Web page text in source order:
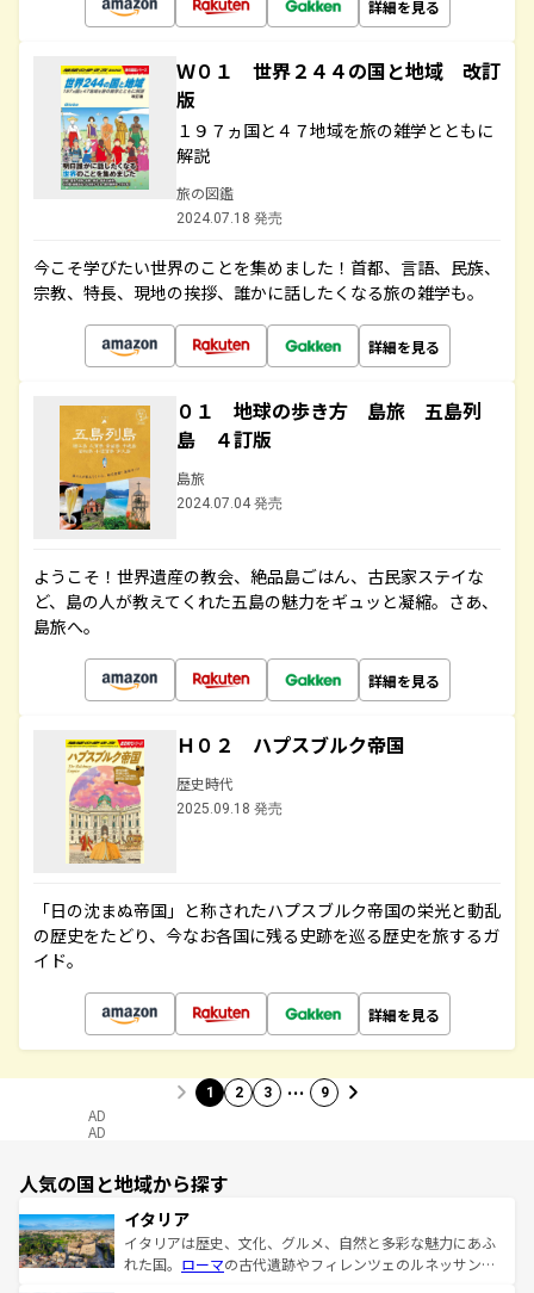
詳細を見る
Ｗ０１ 世界２４４の国と地域 改訂
版
１９７ヵ国と４７地域を旅の雑学とともに
解説
旅の図鑑
2024.07.18 発売
今こそ学びたい世界のことを集めました！首都、言語、民族、
宗教、特長、現地の挨拶、誰かに話したくなる旅の雑学も。
詳細を見る
０１ 地球の歩き方 島旅 五島列
島 ４訂版
島旅
2024.07.04 発売
ようこそ！世界遺産の教会、絶品島ごはん、古民家ステイな
ど、島の人が教えてくれた五島の魅力をギュッと凝縮。さあ、
島旅へ。
詳細を見る
Ｈ０２ ハプスブルク帝国
歴史時代
2025.09.18 発売
「日の沈まぬ帝国」と称されたハプスブルク帝国の栄光と動乱
の歴史をたどり、今なお各国に残る史跡を巡る歴史を旅するガ
イド。
詳細を見る
1 2 3 … 9
AD
AD
人気の国と地域から探す
イタリア
イタリアは歴史、文化、グルメ、自然と多彩な魅力にあふ
れた国。 ローマの古代遺跡やフィレンツェのルネッサンス